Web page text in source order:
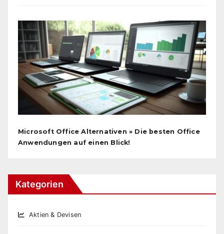
Microsoft Office Alternativen » Die besten Office
Anwendungen auf einen Blick!
Kategorien
Aktien & Devisen